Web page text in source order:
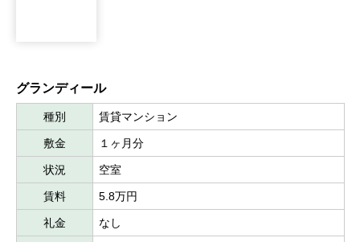
グランディール
種別 賃貸マンション
敷金 １ヶ月分
状況 空室
賃料 5.8万円
礼金 なし